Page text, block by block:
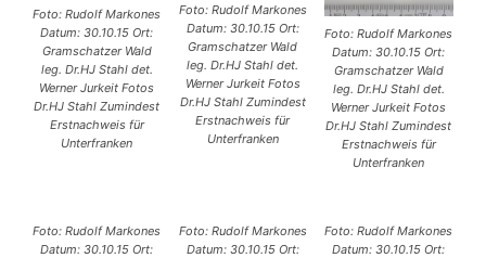
Foto: Rudolf Markones
Datum: 30.10.15 Ort:
Gramschatzer Wald
leg. Dr.HJ Stahl det.
Werner Jurkeit Fotos
Dr.HJ Stahl Zumindest
Erstnachweis für
Unterfranken
Foto: Rudolf Markones
Datum: 30.10.15 Ort:
Gramschatzer Wald
leg. Dr.HJ Stahl det.
Werner Jurkeit Fotos
Dr.HJ Stahl Zumindest
Erstnachweis für
Unterfranken
Foto: Rudolf Markones
Datum: 30.10.15 Ort:
Gramschatzer Wald
leg. Dr.HJ Stahl det.
Werner Jurkeit Fotos
Dr.HJ Stahl Zumindest
Erstnachweis für
Unterfranken
Foto: Rudolf Markones
Datum: 30.10.15 Ort:
Foto: Rudolf Markones
Datum: 30.10.15 Ort:
Foto: Rudolf Markones
Datum: 30.10.15 Ort: